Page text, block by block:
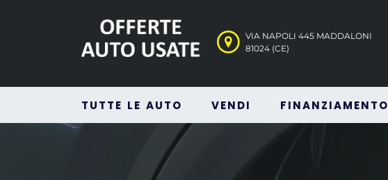
VIA NAPOLI 445 MADDALONI
81024 (CE)
TUTTE LE AUTO VENDI FINANZIAMENTO